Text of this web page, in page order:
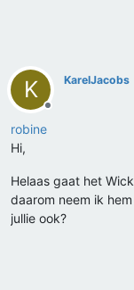
K
Offline
KarelJacobs
robine
Hi,
Helaas gaat het
daarom neem ik
jullie ook?